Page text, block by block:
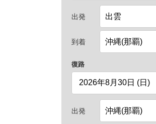
出発
到着
復路
出発